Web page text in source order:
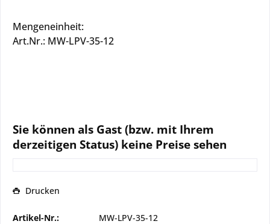
Mengeneinheit:
Art.Nr.: MW-LPV-35-12
Sie können als Gast (bzw. mit Ihrem
derzeitigen Status) keine Preise sehen
Drucken
Artikel-Nr.: MW-LPV-35-12